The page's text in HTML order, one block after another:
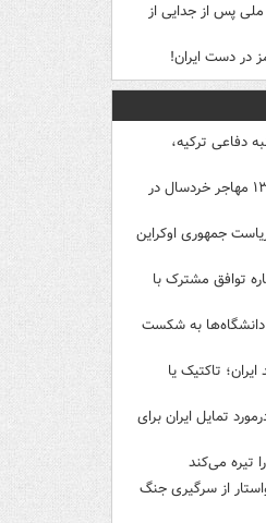
پس از جدایی از
در دست ایران!
دفاعی ترکیه،
بلاتکلیفی بیش از ۱۳۰۰ مهاجر خردسال در
جمهوری اوکراین
توافق مشترک با
به شکست
تاکتیک یا
تمایل ایران برای
تیره می‌کند
از سرگیری جنگ